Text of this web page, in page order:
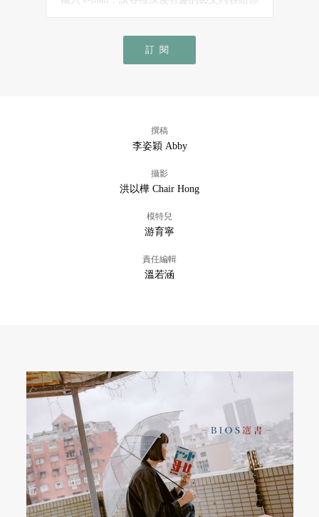
訂閱
撰稿
李姿穎 Abby
攝影
洪以樺 Chair Hong
模特兒
游育寧
責任編輯
溫若涵